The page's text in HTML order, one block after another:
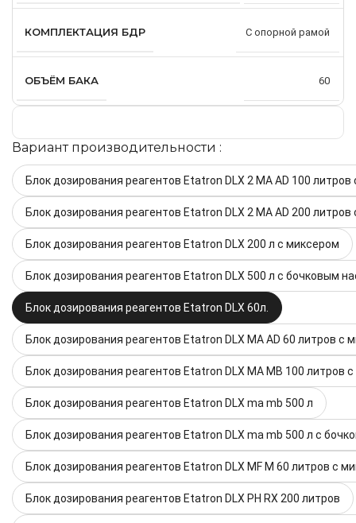
КОМПЛЕКТАЦИЯ БДР С опорной рамой
ОБЪЁМ БАКА 60
Вариант производительности :
Блок дозирования реагентов Etatron DLX 2 MA AD 100
Блок дозирования реагентов Etatron DLX 2 MA AD 200
Блок дозирования реагентов Etatron DLX 200 л с миксером
Блок дозирования реагентов Etatron DLX 500 л с бочковым
Блок дозирования реагентов Etatron DLX 60л.
Блок дозирования реагентов Etatron DLX MA AD 60 литров с
Блок дозирования реагентов Etatron DLX MA MB 100 литров
Блок дозирования реагентов Etatron DLX ma mb 500 л
Блок дозирования реагентов Etatron DLX ma mb 500 л с
Блок дозирования реагентов Etatron DLX MF M 60 литров с
Блок дозирования реагентов Etatron DLX PH RX 200 литров